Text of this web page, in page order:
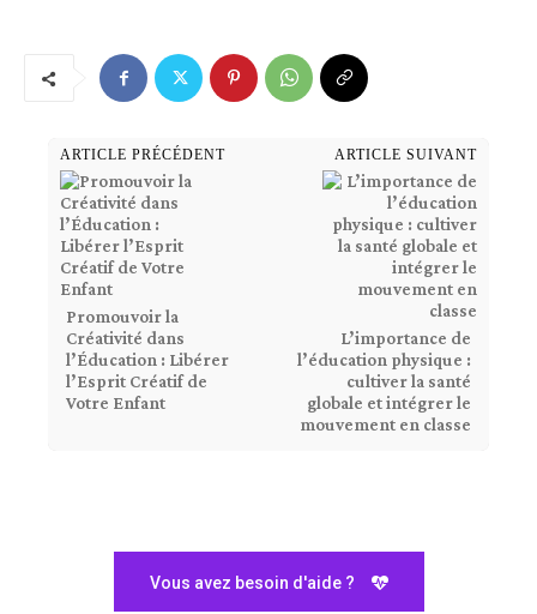
ARTICLE PRÉCÉDENT
Promouvoir la
Créativité dans
l’Éducation : Libérer
l’Esprit Créatif de
Votre Enfant
ARTICLE SUIVANT
L’importance de
l’éducation physique :
cultiver la santé
globale et intégrer le
mouvement en classe
Vous avez besoin d'aide ?